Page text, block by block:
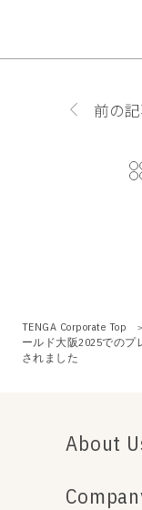
前の
TENGA Corporate Top
ールド大阪2025でのプ
されました
About